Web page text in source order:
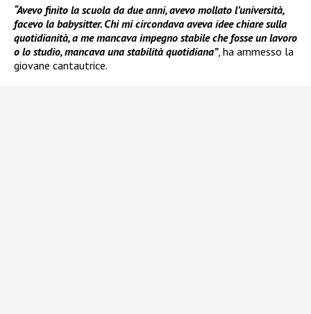
“Avevo finito la scuola da due anni, avevo mollato l’università,
facevo la babysitter. Chi mi circondava aveva idee chiare sulla
quotidianità, a me mancava impegno stabile che fosse un lavoro
o lo studio, mancava una stabilità quotidiana”, ha ammesso la
giovane cantautrice.